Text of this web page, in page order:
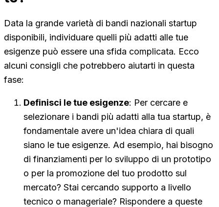
Data la grande varietà di bandi nazionali startup
disponibili, individuare quelli più adatti alle tue
esigenze può essere una sfida complicata. Ecco
alcuni consigli che potrebbero aiutarti in questa
fase:
Definisci le tue esigenze: Per cercare e
selezionare i bandi più adatti alla tua startup, è
fondamentale avere un'idea chiara di quali
siano le tue esigenze. Ad esempio, hai bisogno
di finanziamenti per lo sviluppo di un prototipo
o per la promozione del tuo prodotto sul
mercato? Stai cercando supporto a livello
tecnico o manageriale? Rispondere a queste